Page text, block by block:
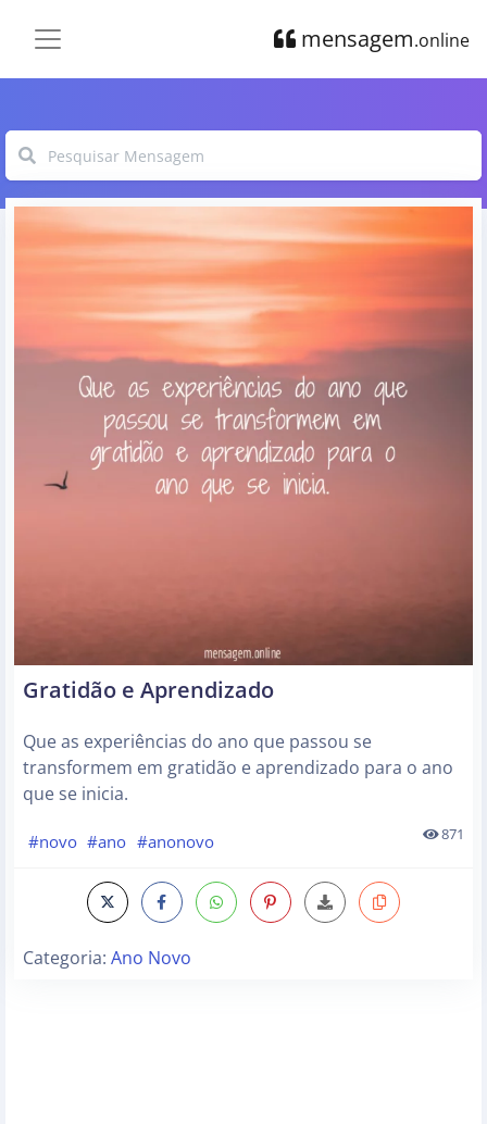
mensagem.online
Gratidão e Aprendizado
Que as experiências do ano que passou se
transformem em gratidão e aprendizado para o ano
que se inicia.
#novo #ano #anonovo 871
Categoria: Ano Novo